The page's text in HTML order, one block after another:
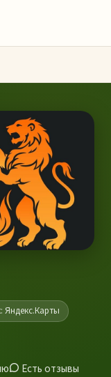
Яндекс.Карты
Есть отзывы